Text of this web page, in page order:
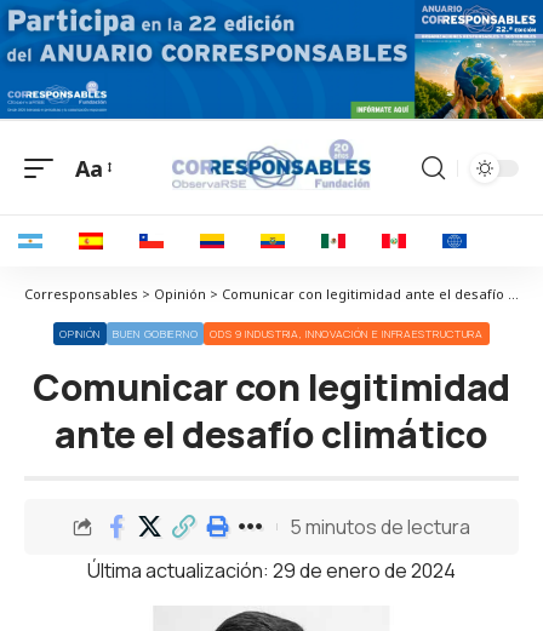
Aa
Corresponsables > Opinión > Comunicar con legitimidad ante el desafío climático
OPINIÓN BUEN GOBIERNO ODS 9 INDUSTRIA, INNOVACIÓN E INFRAESTRUCTURA
Comunicar con legitimidad
ante el desafío climático
Última actualización: 29 de enero de 2024
5 minutos de lectura